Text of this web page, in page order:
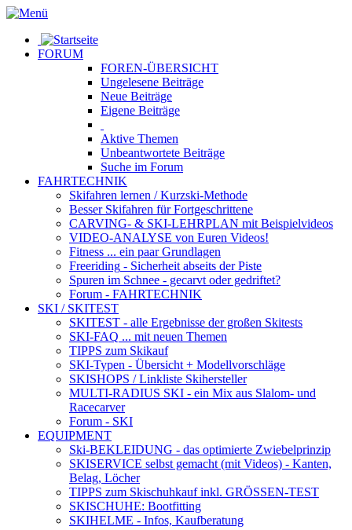
FORUM
FOREN-ÜBERSICHT
Ungelesene Beiträge
Neue Beiträge
Eigene Beiträge
Aktive Themen
Unbeantwortete Beiträge
Suche im Forum
FAHRTECHNIK
Skifahren lernen / Kurzski-Methode
Besser Skifahren für Fortgeschrittene
CARVING- & SKI-LEHRPLAN mit Beispielvideos
VIDEO-ANALYSE von Euren Videos!
Fitness ... ein paar Grundlagen
Freeriding - Sicherheit abseits der Piste
Spuren im Schnee - gecarvt oder gedriftet?
Forum - FAHRTECHNIK
SKI / SKITEST
SKITEST - alle Ergebnisse der großen Skitests
SKI-FAQ ... mit neuen Themen
TIPPS zum Skikauf
SKI-Typen - Übersicht + Modellvorschläge
SKISHOPS / Linkliste Skihersteller
MULTI-RADIUS SKI - ein Mix aus Slalom- und
Racecarver
Forum - SKI
EQUIPMENT
Ski-BEKLEIDUNG - das optimierte Zwiebelprinzip
SKISERVICE selbst gemacht (mit Videos) - Kanten,
Belag, Löcher
TIPPS zum Skischuhkaufinkl. GRÖSSEN-TEST
SKISCHUHE: Bootfitting
SKIHELME - Infos, Kaufberatung